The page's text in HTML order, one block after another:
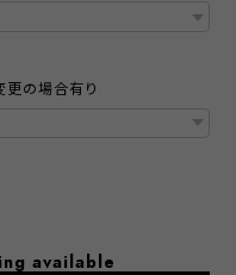
の場合有り
available